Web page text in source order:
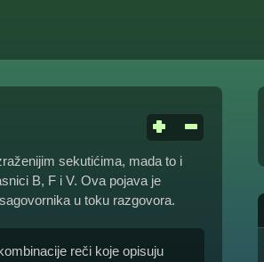
sekutićima, mada to i
B, F i V. Ova pojava je
u toku razgovora.
reči koje opisuju